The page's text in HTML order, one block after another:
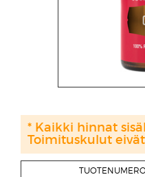
* Kaikki hinnat
Toimituskulut